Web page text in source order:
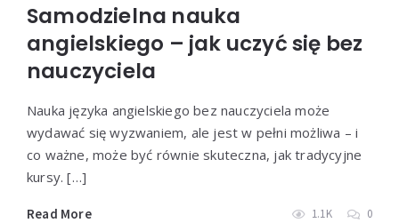
Samodzielna nauka
angielskiego – jak uczyć się bez
nauczyciela
Nauka języka angielskiego bez nauczyciela może
wydawać się wyzwaniem, ale jest w pełni możliwa – i
co ważne, może być równie skuteczna, jak tradycyjne
kursy. […]
Read More 1.1K 0